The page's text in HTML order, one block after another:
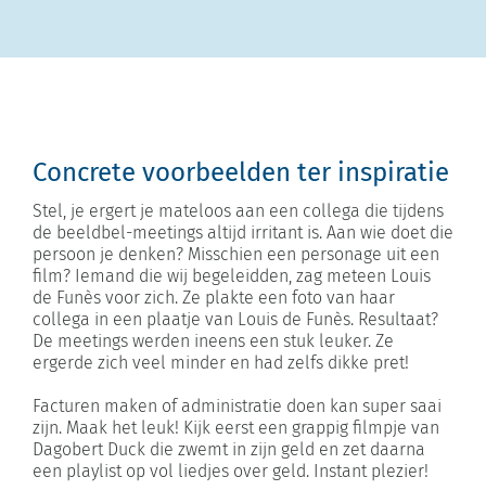
Concrete voorbeelden ter inspiratie
Stel, je ergert je mateloos aan een collega die tijdens
de beeldbel-meetings altijd irritant is. Aan wie doet die
persoon je denken? Misschien een personage uit een
film? Iemand die wij begeleidden, zag meteen Louis
de Funès voor zich. Ze plakte een foto van haar
collega in een plaatje van Louis de Funès. Resultaat?
De meetings werden ineens een stuk leuker. Ze
ergerde zich veel minder en had zelfs dikke pret!
Facturen maken of administratie doen kan super saai
zijn. Maak het leuk! Kijk eerst een grappig filmpje van
Dagobert Duck die zwemt in zijn geld en zet daarna
een playlist op vol liedjes over geld. Instant plezier!